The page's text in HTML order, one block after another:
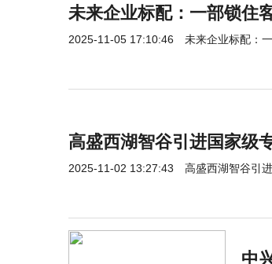
未来企业标配：一部锁住
2025-11-05 17:10:46 未来企业标配：
高盛西湖智谷引进国家级
2025-11-02 13:27:43 高盛西湖智谷引
中